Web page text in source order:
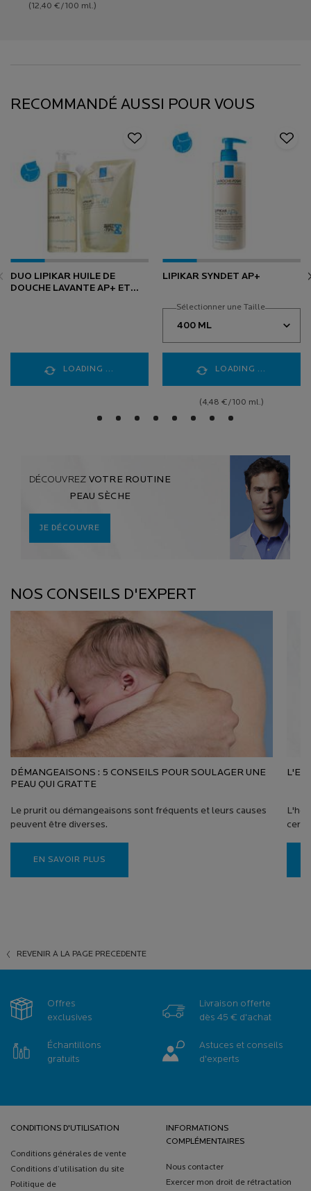
(12,40 €/100 ml.)
RECOMMANDÉ AUSSI POUR VOUS
DUO LIPIKAR HUILE DE
DOUCHE LAVANTE AP+ ET
LOADING ...
LIPIKAR SYNDET AP+
Sélectionner une Taille
LOADING ...
(4,48 €/100 ml.)
DÉCOUVREZ VOTRE ROUTINE
PEAU SÈCHE
JE DÉCOUVRE
Nos conseils d'expert
NOS CONSEILS D'EXPERT
DÉMANGEAISONS : 5 CONSEILS POUR SOULAGER UNE
PEAU QUI GRATTE
Le prurit ou démangeaisons sont fréquents et leurs causes
peuvent être diverses.
EN SAVOIR PLUS
REVENIR À LA PAGE PRÉCÉDENTE
Offres
exclusives
Livraison offerte
dès 45 € d'achat
Échantillons
gratuits
Astuces et conseils
d'experts
CONDITIONS D'UTILISATION
Conditions générales de vente
Conditions d’utilisation du site
Politique de
INFORMATIONS
COMPLÉMENTAIRES
Nous contacter
Exercer mon droit de rétractation